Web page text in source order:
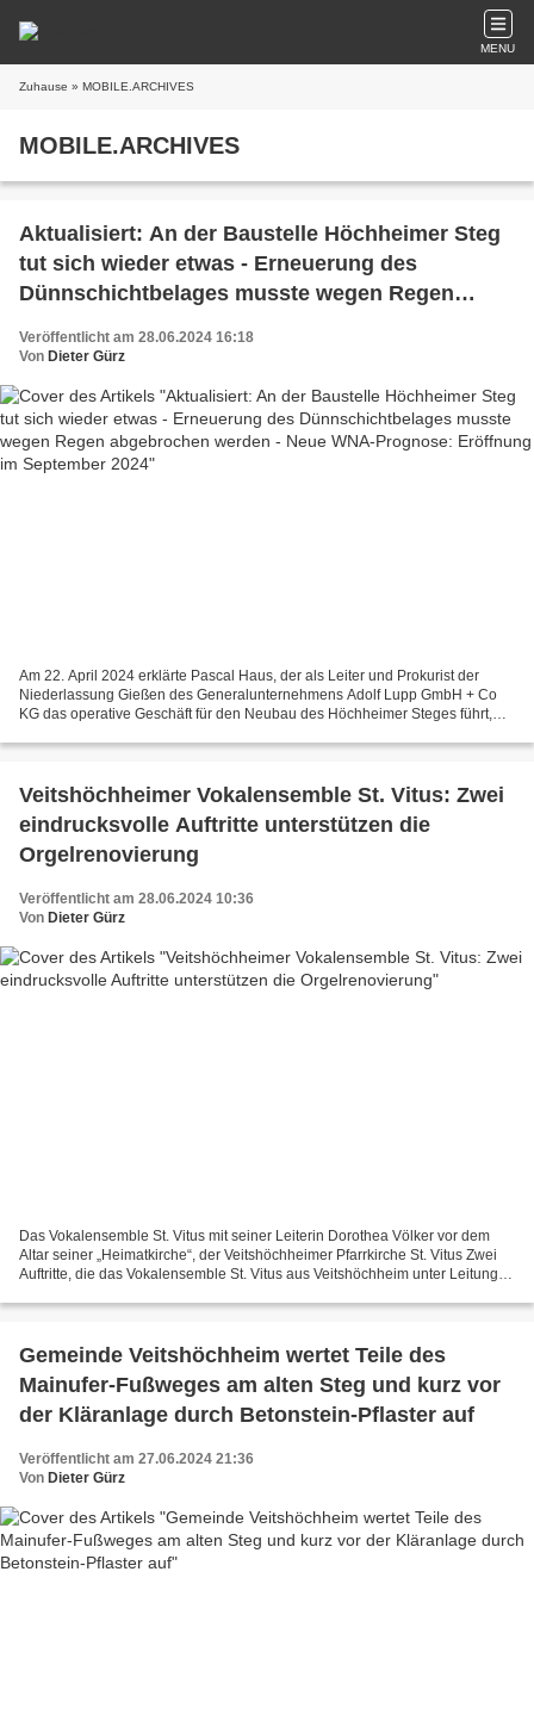
MENU
Zuhause » MOBILE.ARCHIVES
MOBILE.ARCHIVES
Aktualisiert: An der Baustelle Höchheimer Steg
tut sich wieder etwas - Erneuerung des
Dünnschichtbelages musste wegen Regen
Eröffnung im September 2024
Veröffentlicht am 28.06.2024 16:18
Von Dieter Gürz
Am 22. April 2024 erklärte Pascal Haus, der als Leiter und Prokurist der
Niederlassung Gießen des Generalunternehmens Adolf Lupp GmbH + Co
KG das operative Geschäft für den Neubau des Höchheimer Steges führt,
Veitshöchheimer Vokalensemble St. Vitus: Zwei
eindrucksvolle Auftritte unterstützen die
Orgelrenovierung
Veröffentlicht am 28.06.2024 10:36
Von Dieter Gürz
Das Vokalensemble St. Vitus mit seiner Leiterin Dorothea Völker vor dem
Altar seiner „Heimatkirche“, der Veitshöchheimer Pfarrkirche St. Vitus Zwei
Auftritte, die das Vokalensemble St. Vitus aus Veitshöchheim unter Leitung
Gemeinde Veitshöchheim wertet Teile des
Mainufer-Fußweges am alten Steg und kurz vor
der Kläranlage durch Betonstein-Pflaster auf
Veröffentlicht am 27.06.2024 21:36
Von Dieter Gürz